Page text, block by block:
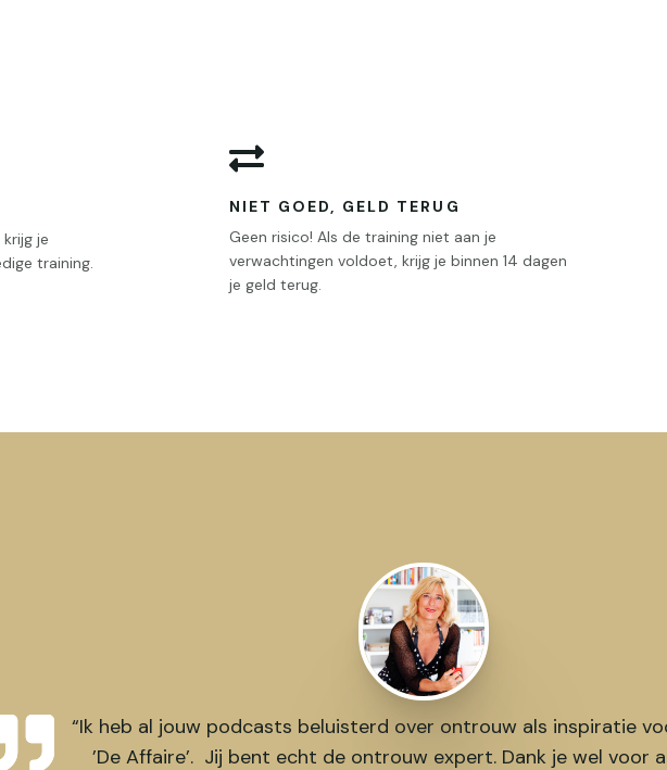
je
training.

NIET GOED, GELD TERUG
Geen risico! Als de training niet aan je
verwachtingen voldoet, krijg je binnen 14 dagen
je geld terug.
“Ik heb al jouw podcasts beluisterd over ontrouw als inspiratie
’De Affaire’. Jij bent echt de ontrouw expert. Dank je wel voor